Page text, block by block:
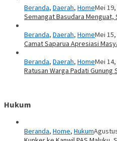
Beranda, Daerah, HomeMei
Semangat Basudara
Beranda, Daerah, HomeMei
Camat Saparua Apresiasi
Beranda, Daerah, HomeMei
Ratusan Warga Padati
Hukum
Beranda, Home, Hukum